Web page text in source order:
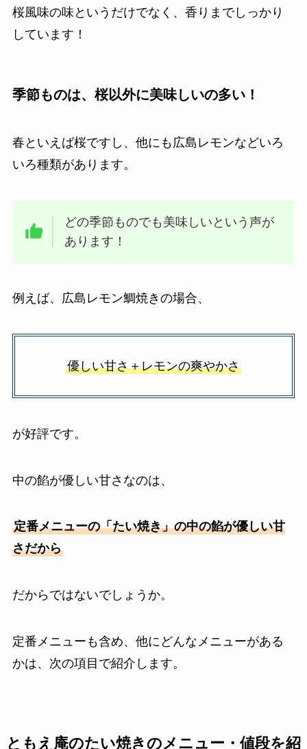
桜風味の味というだけでなく、香りまでしっかり
しています！
季節ものは、桜以外に美味しいの多い！
春といえば桜ですし、他にも広島レモンなどいろ
いろ種類があります。
どの季節ものでも美味しいという声が
あります！
例えば、広島レモン鯛焼きの場合、
優しい甘さ＋レモンの爽やかさ
が好評です。
中の餡が優しい甘さなのは、
定番メニューの「たい焼き」の中の餡が優しい甘
さだから
だからではないでしょうか。
定番メニューも含め、他にどんなメニューがある
かは、次の項目で紹介します。
ともえ庵のたい焼きのメニュー・値段を紹